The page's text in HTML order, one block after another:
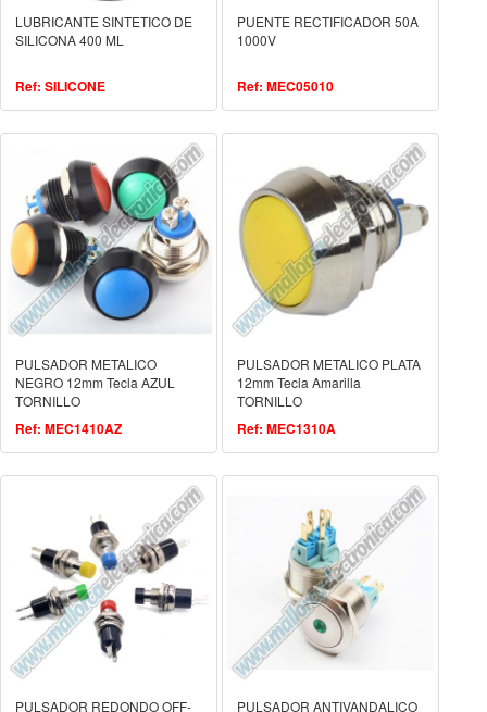
LUBRICANTE SINTETICO DE
SILICONA 400 ML
Ref: SILICONE
PUENTE RECTIFICADOR 50A
1000V
Ref: MEC05010
PULSADOR METALICO
NEGRO 12mm Tecla AZUL
TORNILLO
Ref: MEC1410AZ
PULSADOR METALICO PLATA
12mm Tecla Amarilla
TORNILLO
Ref: MEC1310A
PULSADOR REDONDO OFF- PULSADOR ANTIVANDALICO